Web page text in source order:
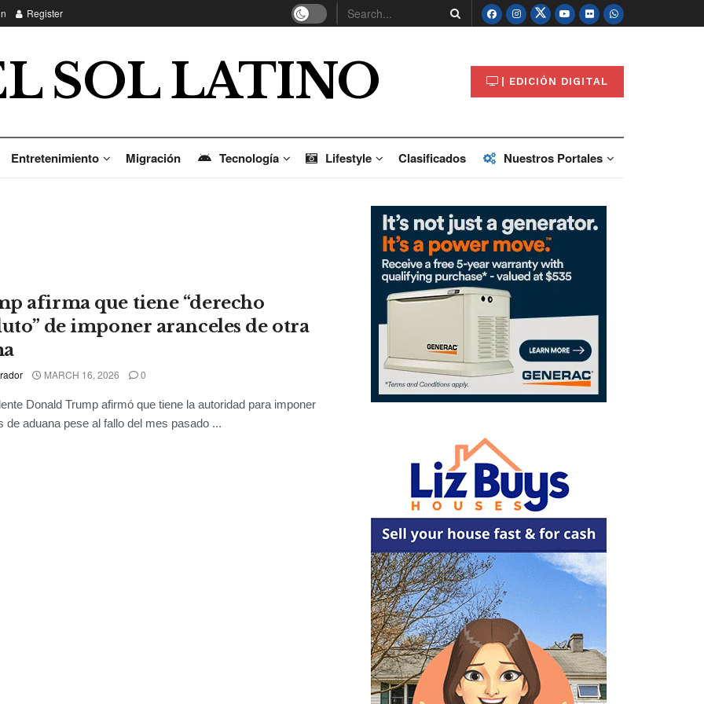
Register
SOL LATINO | EDICIÓN DIGITAL
Entretenimiento Migración Tecnología Lifestyle Clasificados Nuestros Portales
afirma que tiene “derecho
de imponer aranceles de otra
MARCH 16, 2026 0
Donald Trump afirmó que tiene la autoridad para imponer
de aduana pese al fallo del mes pasado ...